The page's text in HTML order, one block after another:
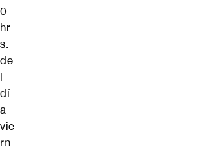
0
hr
s.
de
l
dí
a
vie
rn